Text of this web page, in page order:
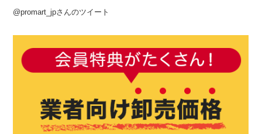
@promart_jpさんのツイート